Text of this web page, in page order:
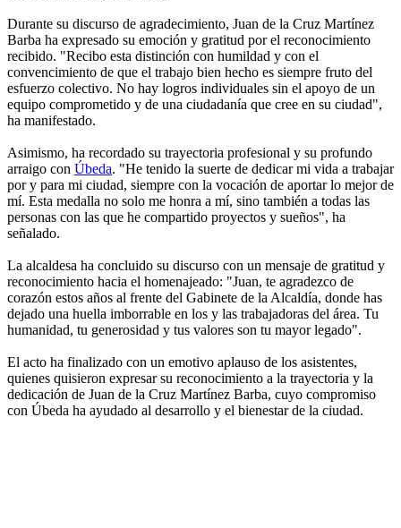
Durante su discurso de agradecimiento, Juan de la Cruz Martínez
Barba ha expresado su emoción y gratitud por el reconocimiento
recibido. "Recibo esta distinción con humildad y con el
convencimiento de que el trabajo bien hecho es siempre fruto del
esfuerzo colectivo. No hay logros individuales sin el apoyo de un
equipo comprometido y de una ciudadanía que cree en su ciudad",
ha manifestado.
Asimismo, ha recordado su trayectoria profesional y su profundo
arraigo con Úbeda. "He tenido la suerte de dedicar mi vida a trabajar
por y para mi ciudad, siempre con la vocación de aportar lo mejor de
mí. Esta medalla no solo me honra a mí, sino también a todas las
personas con las que he compartido proyectos y sueños", ha
señalado.
La alcaldesa ha concluido su discurso con un mensaje de gratitud y
reconocimiento hacia el homenajeado: "Juan, te agradezco de
corazón estos años al frente del Gabinete de la Alcaldía, donde has
dejado una huella imborrable en los y las trabajadoras del área. Tu
humanidad, tu generosidad y tus valores son tu mayor legado".
El acto ha finalizado con un emotivo aplauso de los asistentes,
quienes quisieron expresar su reconocimiento a la trayectoria y la
dedicación de Juan de la Cruz Martínez Barba, cuyo compromiso
con Úbeda ha ayudado al desarrollo y el bienestar de la ciudad.